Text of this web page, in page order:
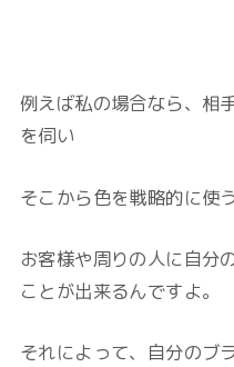
例えば私の場合なら、相
を伺い
そこから色を戦略的に使
お客様や周りの人に自分
ことが出来るんですよ。
それによって、自分のブ